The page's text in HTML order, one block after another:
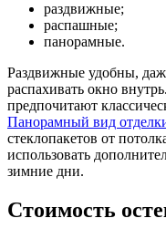
раздвижные;
распашные;
панорамные.
Раздвижные удобны,
распахивать окно
предпочитают
Панорамный вид
стеклопакетов от
использовать
зимние дни.
Стоимость